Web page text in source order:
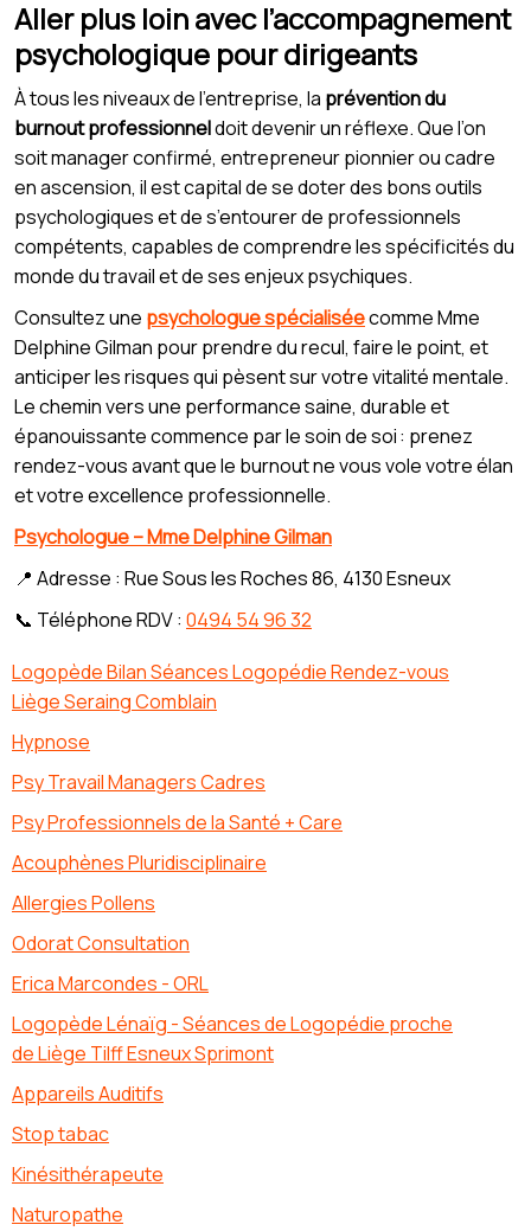
Aller plus loin avec l’accompagnement
psychologique pour dirigeants
À tous les niveaux de l’entreprise, la prévention du
burnout professionneldoit devenir un réflexe. Que l’on
soit manager confirmé, entrepreneur pionnier ou cadre
en ascension, il est capital de se doter des bons outils
psychologiques et de s’entourer de professionnels
compétents, capables de comprendre les spécificités du
monde du travail et de ses enjeux psychiques.
Consultez une psychologue spécialiséecomme Mme
Delphine Gilman pour prendre du recul, faire le point, et
anticiper les risques qui pèsent sur votre vitalité mentale.
Le chemin vers une performance saine, durable et
épanouissante commence par le soin de soi : prenez
rendez-vous avant que le burnout ne vous vole votre élan
et votre excellence professionnelle.
Psychologue – Mme Delphine Gilman
📍 Adresse : Rue Sous les Roches 86, 4130 Esneux
📞 Téléphone RDV : 0494 54 96 32
Logopède Bilan Séances Logopédie Rendez-vous
Liège Seraing Comblain
Hypnose
Psy Travail Managers Cadres
Psy Professionnels de la Santé + Care
Acouphènes Pluridisciplinaire
Allergies Pollens
Odorat Consultation
Erica Marcondes - ORL
Logopède Lénaïg - Séances de Logopédie proche
de Liège Tilff Esneux Sprimont
Appareils Auditifs
Stop tabac
Kinésithérapeute
Naturopathe